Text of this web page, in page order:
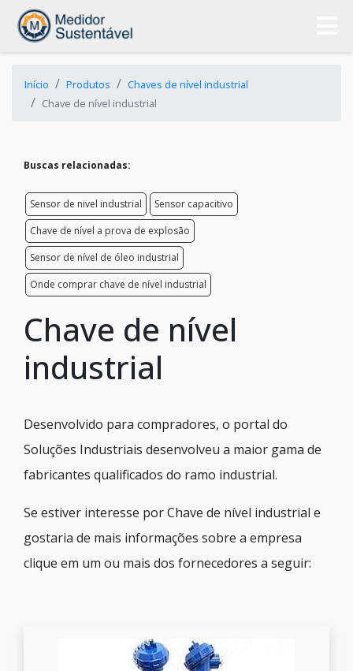
Início Produtos
Chaves de nível industrial
Chave de nível industrial
Buscas relacionadas:
Sensor de nivel industrial
Sensor capacitivo
Chave de nível a prova de explosão
Sensor de nível de óleo industrial
Onde comprar chave de nível industrial
Chave de nível
industrial
Desenvolvido para compradores, o portal do
Soluções Industriais desenvolveu a maior gama de
fabricantes qualificados do ramo industrial.
Se estiver interesse por Chave de nível industrial e
gostaria de mais informações sobre a empresa
clique em um ou mais dos fornecedores a seguir: